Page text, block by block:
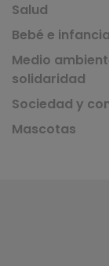
Salud
Bebé e infancia
Medio
solidaridad
Sociedad y
Mascotas